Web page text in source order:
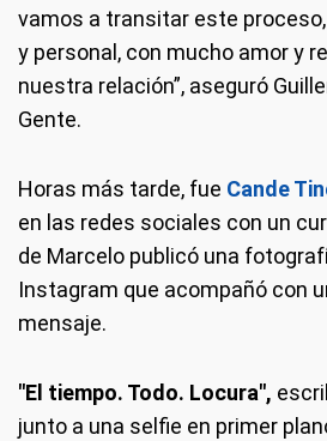
vamos a transitar este
y personal, con mucho amor y
nuestra relación”, aseguró
Gente.
Horas más tarde, fue Cande
en las redes sociales con un
de Marcelo publicó una
Instagram que acompañó con
mensaje.
"El tiempo. Todo. Locura",
junto a una selfie en primer